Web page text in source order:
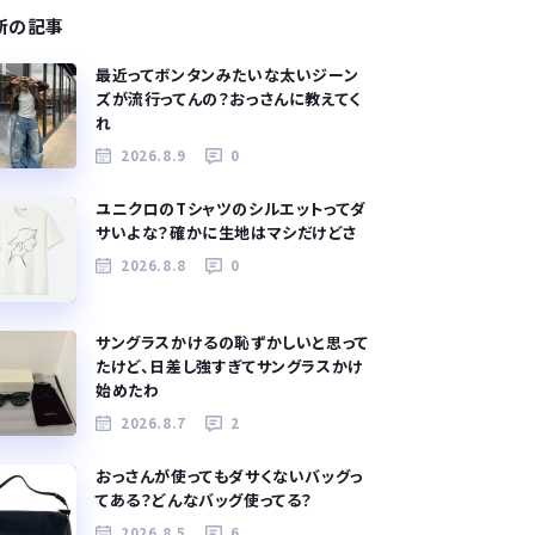
の記事
最近ってボンタンみたいな太いジーン
ズが流行ってんの？おっさんに教えてく
れ
2026.8.9 0
ユニクロのTシャツのシルエットってダ
サいよな？確かに生地はマシだけどさ
2026.8.8 0
サングラスかけるの恥ずかしいと思って
たけど、日差し強すぎてサングラスかけ
始めたわ
2026.8.7 2
おっさんが使ってもダサくないバッグっ
てある？どんなバッグ使ってる？